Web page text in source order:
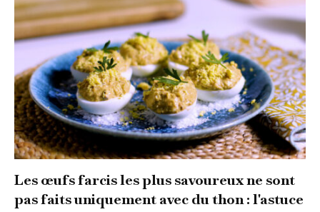
Les œufs farcis les plus savoureux ne sont
pas faits uniquement avec du thon : l'astuce